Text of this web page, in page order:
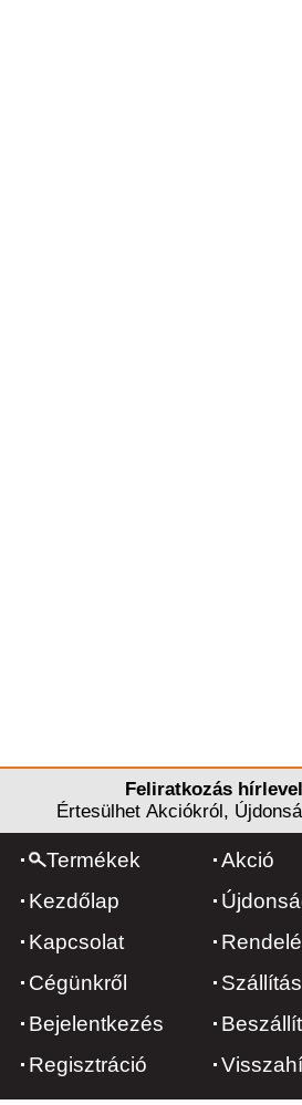
Feliratkozás
Értesülhet Akciókról,
Termékek
Kezdőlap
Kapcsolat
Cégünkről
Bejelentkezés
Regisztráció
Akció
Szállítás